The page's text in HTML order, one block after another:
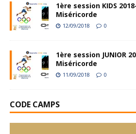
1ère session KIDS
Miséricorde
12/09/2018 0
1ère session JUNIOR
Miséricorde
11/09/2018 0
CODE CAMPS